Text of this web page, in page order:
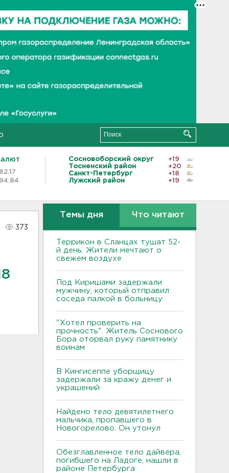
Сосновоборский округ
+19
Тосненский район
+20
Санкт-Петербург
+18
Лужский район
+19
373
Темы дня Что читают
Террикон в Сланцах тушат 52-
й день. Жители мечтают о
свежем воздухе
Под Киришами задержали
мужчину, который отправил
соседа палкой в больницу
"Хотел проверить на
прочность". Житель Соснового
Бора оторвал руку памятнику
воинам
В Кингисеппе уборщицу
задержали за кражу денег и
украшений
Найдено тело девятилетнего
мальчика, пропавшего в
Новогорелово. Он утонул
Обезглавленное тело дайвера,
погибшего на Ладоге, нашли в
районе Петербурга